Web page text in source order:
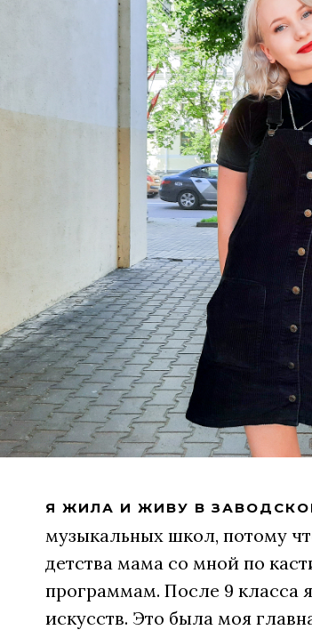
Я ЖИЛА И ЖИВУ В
музыкальных школ, потому
детства мама со мной по
программам. После 9 класса
искусств. Это была моя